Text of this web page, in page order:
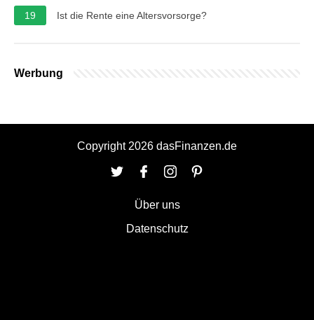
19
Ist die Rente eine Altersvorsorge?
Werbung
Copyright 2026 dasFinanzen.de
Über uns
Datenschutz